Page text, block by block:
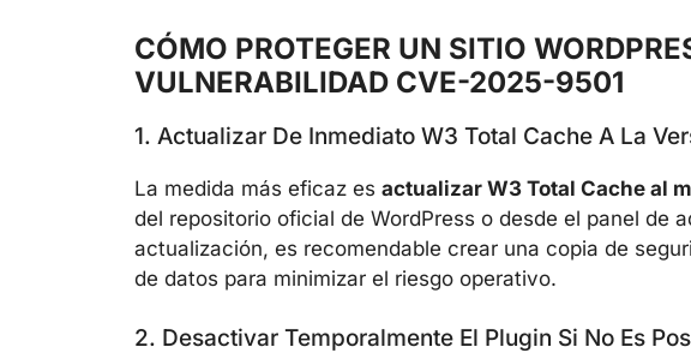
CÓMO PROTEGER UN SITIO
VULNERABILIDAD CVE-2025-9501
1. Actualizar De Inmediato W3 Total Cache A La
La medida más eficaz es actualizar W3 Total Cache al
del repositorio oficial de WordPress o desde el panel de
actualización, es recomendable crear una copia de
de datos para minimizar el riesgo operativo.
2. Desactivar Temporalmente El Plugin Si No Es